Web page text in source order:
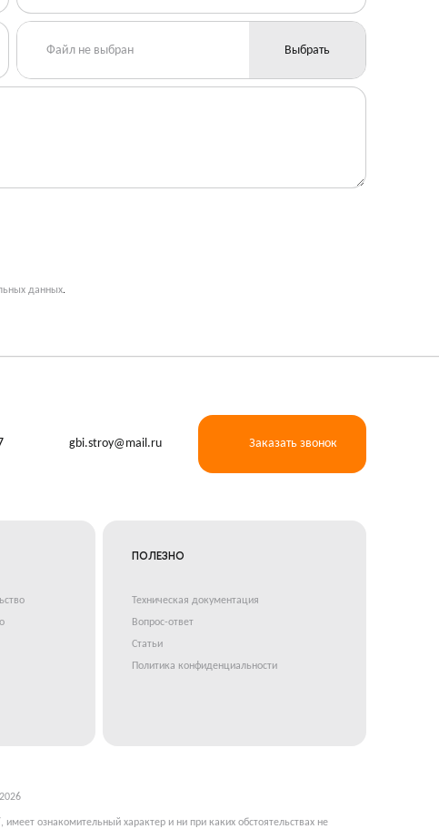
Файл не выбран Выбрать
данных.
gbi.stroy@mail.ru Заказать звонок
ПОЛЕЗНО
Техническая документация
Вопрос-ответ
Статьи
Политика конфиденциальности
ознакомительный характер и ни при каких обстоятельствах не